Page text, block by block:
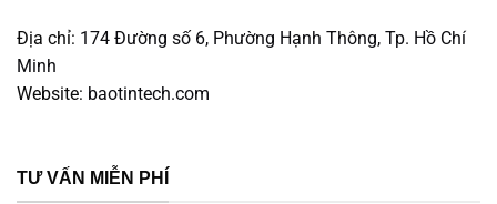
Địa chỉ: 174 Đường số 6, Phường Hạnh Thông, Tp. Hồ Chí
Minh
Website: baotintech.com
TƯ VẤN MIỄN PHÍ